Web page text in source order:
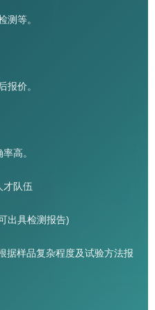
测等。
报价。
高。
才队伍
出具检测报告)
据样品复杂程度及试验方法报